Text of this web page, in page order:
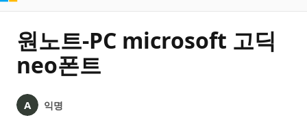
원노트-PC microsoft 고딕
neo폰트
익명